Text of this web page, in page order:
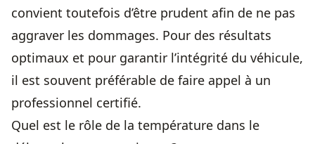
convient toutefois d’être prudent afin de ne pas
aggraver les dommages. Pour des résultats
optimaux et pour garantir l’intégrité du véhicule,
il est souvent préférable de faire appel à un
professionnel certifié.
Quel est le rôle de la température dans le